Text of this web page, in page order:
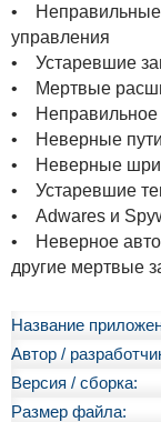
• Неправильные
управления
• Устаревшие
• Мертвые
• Неправильное
• Неверные
• Неверные
• Устаревшие
• Adwares и
• Неверное
другие мертвые
Название
Автор /
Версия / сборка:
Размер файла: